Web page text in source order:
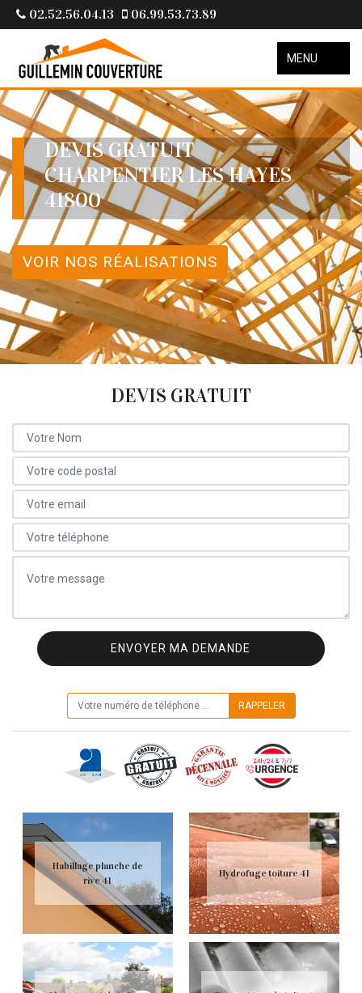
02.52.56.04.13 06.99.53.73.89
MENU
DEVIS GRATUIT
CHARPENTIER LES HAYES
41800
VOIR NOS RÉALISATIONS
DEVIS GRATUIT
Habillage planche de
rive 41
Hydrofuge toiture 41